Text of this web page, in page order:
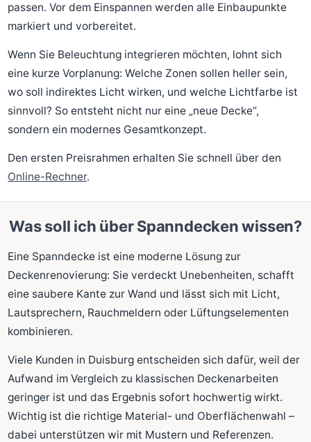
passen. Vor dem Einspannen werden alle Einbaupunkte
markiert und vorbereitet.
Wenn Sie Beleuchtung integrieren möchten, lohnt sich
eine kurze Vorplanung: Welche Zonen sollen heller sein,
wo soll indirektes Licht wirken, und welche Lichtfarbe ist
sinnvoll? So entsteht nicht nur eine „neue Decke“,
sondern ein modernes Gesamtkonzept.
Den ersten Preisrahmen erhalten Sie schnell über den
Online-Rechner.
Was soll ich über Spanndecken wissen?
Eine Spanndecke ist eine moderne Lösung zur
Deckenrenovierung: Sie verdeckt Unebenheiten, schafft
eine saubere Kante zur Wand und lässt sich mit Licht,
Lautsprechern, Rauchmeldern oder Lüftungselementen
kombinieren.
Viele Kunden in Duisburg entscheiden sich dafür, weil der
Aufwand im Vergleich zu klassischen Deckenarbeiten
geringer ist und das Ergebnis sofort hochwertig wirkt.
Wichtig ist die richtige Material- und Oberflächenwahl –
dabei unterstützen wir mit Mustern und Referenzen.